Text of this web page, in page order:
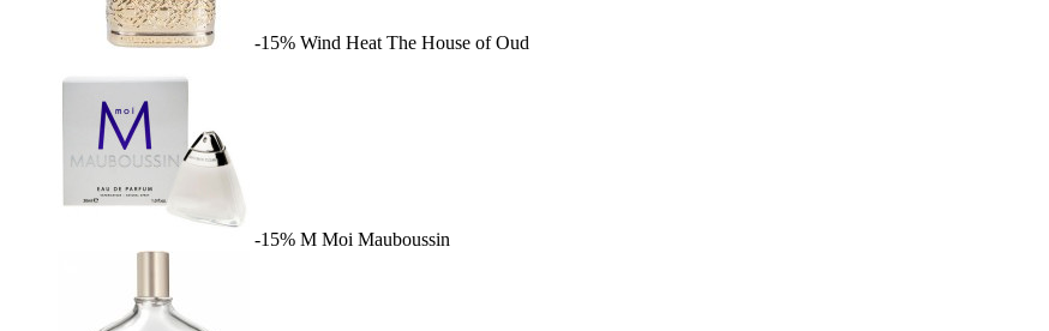
-15% Wind Heat The House of Oud
-15% M Moi Mauboussin